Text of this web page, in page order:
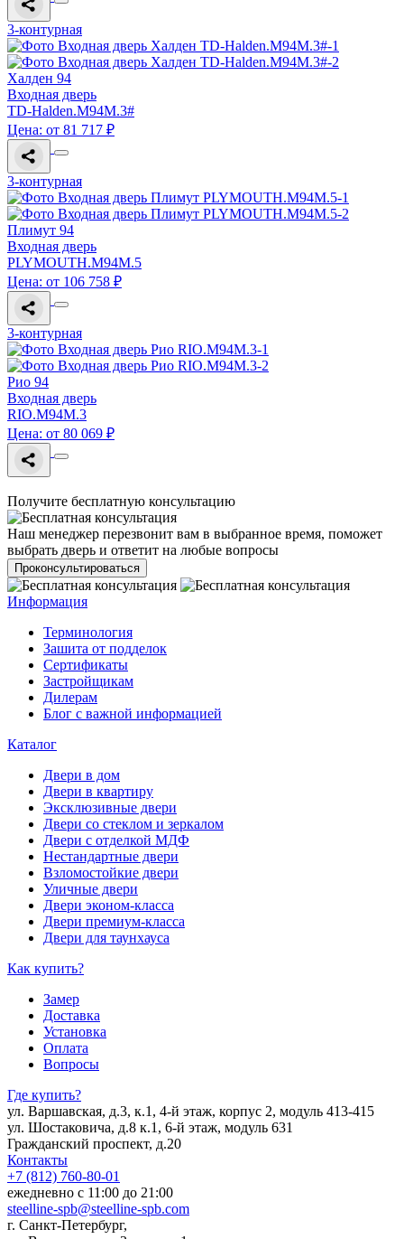
3-контурная
Халден 94
Входная дверь
TD-Halden.M94M.3#
Цена: от 81 717 ₽
3-контурная
Плимут 94
Входная дверь
PLYMOUTH.M94M.5
Цена: от 106 758 ₽
3-контурная
Рио 94
Входная дверь
RIO.M94M.3
Цена: от 80 069 ₽
Получите бесплатную консультацию
Наш менеджер перезвонит вам в выбранное время, поможет
выбрать дверь и ответит на любые вопросы
Проконсультироваться
Информация
Терминология
Зашита от подделок
Сертификаты
Застройщикам
Дилерам
Блог с важной информацией
Каталог
Двери в дом
Двери в квартиру
Эксклюзивные двери
Двери со стеклом и зеркалом
Двери с отделкой МДФ
Нестандартные двери
Взломостойкие двери
Уличные двери
Двери эконом-класса
Двери премиум-класса
Двери для таунхауса
Как купить?
Замер
Доставка
Установка
Оплата
Вопросы
Где купить?
ул. Варшавская, д.3, к.1, 4-й этаж, корпус 2, модуль 413-415
ул. Шостаковича, д.8 к.1, 6-й этаж, модуль 631
Гражданский проспект, д.20
Контакты
+7 (812) 760-80-01
ежедневно с 11:00 до 21:00
steelline-spb@steelline-spb.com
г. Санкт-Петербург,